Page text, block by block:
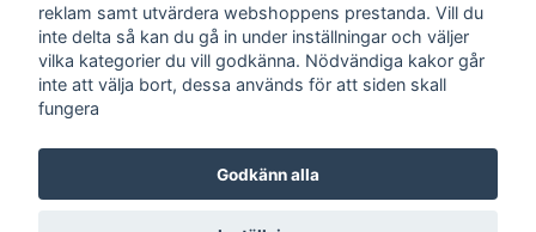
Kontakt Trygghet Cookies Support Köpinfo Om oss English
Köpvillkor, Digitaltvexperten.se
reklam samt utvärdera webshoppens prestanda. Vill du
inte delta så kan du gå in under inställningar och väljer
vilka kategorier du vill godkänna. Nödvändiga kakor går
inte att välja bort, dessa används för att siden skall
fungera
Godkänn alla